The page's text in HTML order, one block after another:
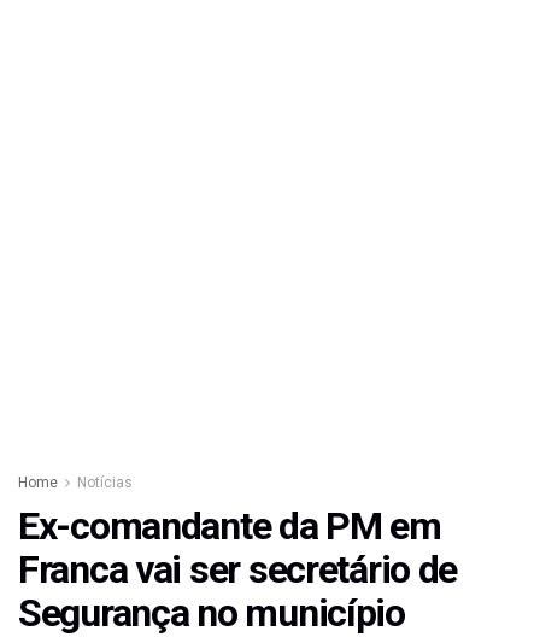
Home Notícias
Ex-comandante da PM em
Franca vai ser secretário de
Segurança no município